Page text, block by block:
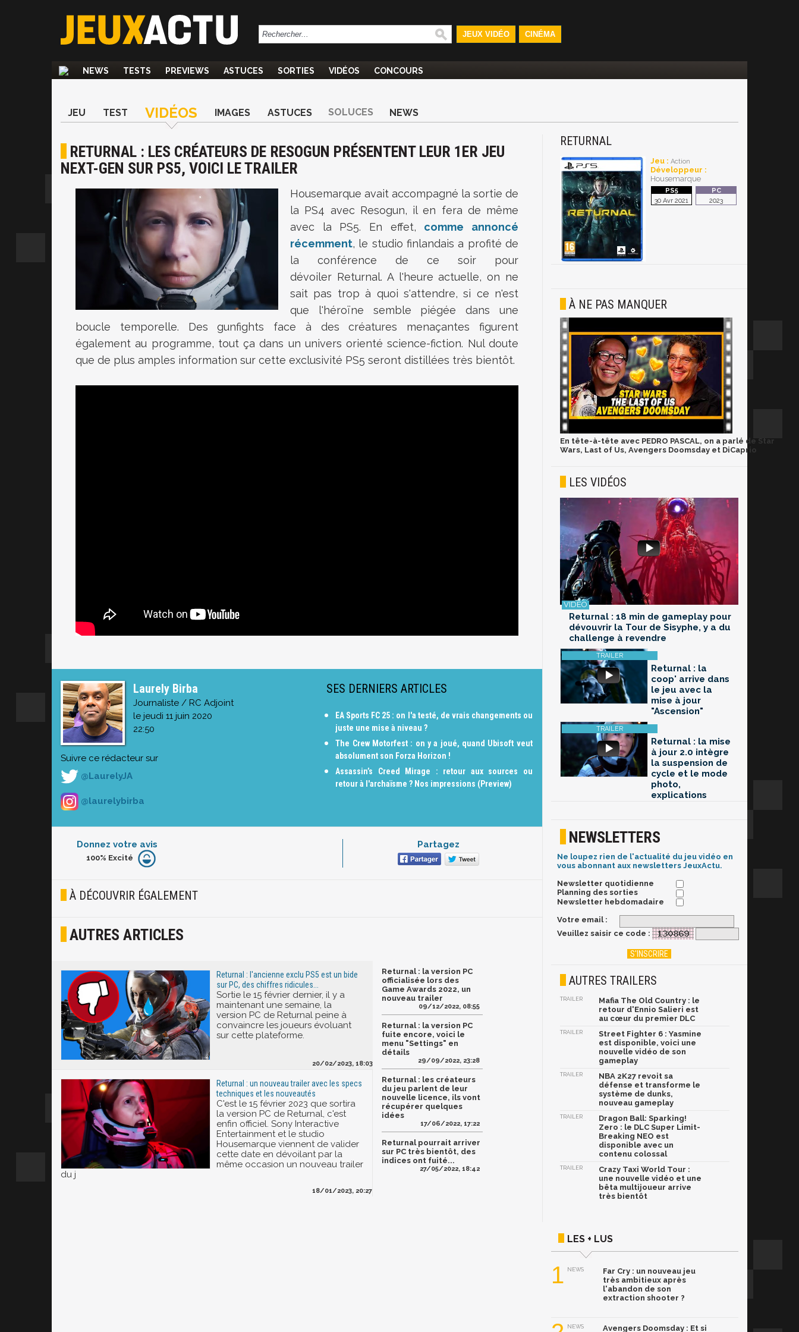
JEUX VIDÉO CINÉMA
NEWS TESTS PREVIEWS ASTUCES SORTIES VIDÉOS CONCOURS
JEU TEST VIDÉOS IMAGES ASTUCES SOLUCES NEWS
RETURNAL : LES CRÉATEURS DE RESOGUN PRÉSENTENT LEUR 1ER JEU
NEXT-GEN SUR PS5, VOICI LE TRAILER
Housemarque avait accompagné la sortie de
la PS4 avec Resogun, il en fera de même
avec la PS5. En effet, comme annoncé
récemment, le studio finlandais a profité de
la conférence de ce soir pour
dévoiler Returnal. A l'heure actuelle, on ne
sait pas trop à quoi s'attendre, si ce n'est
que l'héroïne semble piégée dans une
boucle temporelle. Des gunfights face à des créatures menaçantes figurent
également au programme, tout ça dans un univers orienté science-fiction. Nul doute
que de plus amples information sur cette exclusivité PS5 seront distillées très bientôt.
Laurely Birba
Journaliste / RC Adjoint
le jeudi 11 juin 2020
22:50
Suivre ce rédacteur sur
@LaurelyJA
@laurelybirba
SES DERNIERS ARTICLES
EA Sports FC 25 : on l'a testé, de vrais changements ou
juste une mise à niveau ?
The Crew Motorfest : on y a joué, quand Ubisoft veut
absolument son Forza Horizon !
Assassin’s Creed Mirage : retour aux sources ou
retour à l'archaïsme ? Nos impressions (Preview)
Donnez votre avis
Furieux
Joyeux
100% Excité
Partagez
À DÉCOUVRIR ÉGALEMENT
AUTRES ARTICLES
Returnal : l'ancienne exclu PS5 est un bide
sur PC, des chiffres ridicules...
Sortie le 15 février dernier, il y a
maintenant une semaine, la
version PC de Returnal peine à
convaincre les joueurs évoluant
sur cette plateforme.
20/02/2023, 18:03
Returnal : un nouveau trailer avec les specs
techniques et les nouveautés
C'est le 15 février 2023 que sortira
la version PC de Returnal, c'est
enfin officiel. Sony Interactive
Entertainment et le studio
Housemarque viennent de valider
cette date en dévoilant par la
même occasion un nouveau trailer
du j
18/01/2023, 20:27
Returnal : la version PC
officialisée lors des
Game Awards 2022, un
nouveau trailer
09/12/2022, 08:55
Returnal : la version PC
fuite encore, voici le
menu "Settings" en
détails
29/09/2022, 23:28
Returnal : les créateurs
du jeu parlent de leur
nouvelle licence, ils vont
récupérer quelques
idées
17/06/2022, 17:22
Returnal pourrait arriver
sur PC très bientôt, des
indices ont fuité...
27/05/2022, 18:42
RETURNAL
Jeu : Action
Développeur :
Housemarque
30 Avr 2021 2023
À NE PAS MANQUER
En tête-à-tête avec PEDRO PASCAL, on a parlé de Star
Wars, Last of Us, Avengers Doomsday et DiCaprio
LES VIDÉOS
Returnal : 18 min de gameplay pour
dévouvrir la Tour de Sisyphe, y a du
challenge à revendre
Returnal : la
coop' arrive dans
le jeu avec la
mise à jour
"Ascension"
Returnal : la mise
à jour 2.0 intègre
la suspension de
cycle et le mode
photo,
explications
NEWSLETTERS
Ne loupez rien de l'actualité du jeu vidéo en
vous abonnant aux newsletters JeuxActu.
Newsletter quotidienne
Planning des sorties
Newsletter hebdomadaire
Votre email :
Veuillez saisir ce code :
AUTRES TRAILERS
TRAILER
Mafia The Old Country : le
retour d'Ennio Salieri est
au cœur du premier DLC
TRAILER
Street Fighter 6 : Yasmine
est disponible, voici une
nouvelle vidéo de son
gameplay
TRAILER
NBA 2K27 revoit sa
défense et transforme le
système de dunks,
nouveau gameplay
TRAILER
Dragon Ball: Sparking!
Zero : le DLC Super Limit-
Breaking NEO est
disponible avec un
contenu colossal
TRAILER
Crazy Taxi World Tour :
une nouvelle vidéo et une
bêta multijoueur arrive
très bientôt
LES + LUS
1 NEWS
Far Cry : un nouveau jeu
très ambitieux après
l'abandon de son
extraction shooter ?
NEWS Avengers Doomsday : Et si